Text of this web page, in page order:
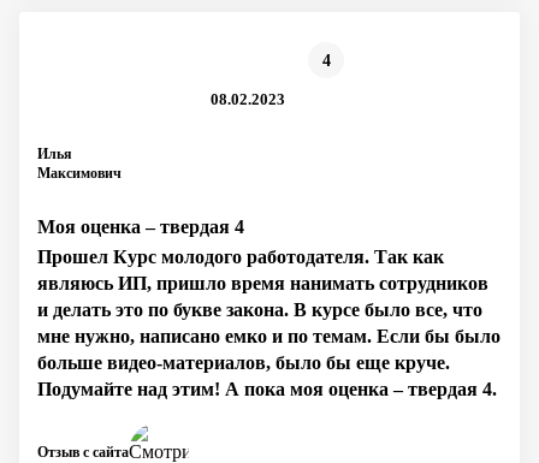
Илья
Максимович
4
08.02.2023
Моя оценка – твердая 4
Прошел Курс молодого работодателя. Так как
являюсь ИП, пришло время нанимать сотрудников
и делать это по букве закона. В курсе было все, что
мне нужно, написано емко и по темам. Если бы было
больше видео-материалов, было бы еще круче.
Подумайте над этим! А пока моя оценка – твердая 4.
Отзыв с сайта